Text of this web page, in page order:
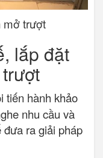
mở trượt
lắp đặt
tiến hành khảo
nhu cầu và
ra giải pháp